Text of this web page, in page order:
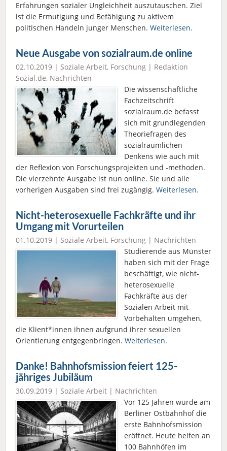
Erfahrungen sozialer Ungleichheit auszutauschen. Ziel
ist die Ermutigung und Befähigung zu aktivem
politischen Handeln junger Menschen. Weiterlesen.
Neue Ausgabe von sozialraum.de online
02.10.2019 | Soziale Arbeit, Forschung | Redaktion
Sozial.de, Nachrichten
Die wissenschaftliche
Fachzeitschrift
sozialraum.de befasst
sich mit grundlegenden
Theoriefragen des
sozialräumlichen
Denkens wie auch mit
der Reflexion von Forschungsprojekten und -methoden.
Die vierzehnte Ausgabe ist nun online. Sie und alle
vorherigen Ausgaben sind frei zugängig. Weiterlesen.
Nicht-heterosexuelle Fachkräfte und ihr
Umgang mit Vorurteilen
01.10.2019 | Soziale Arbeit, Forschung | Nachrichten
Studierende aus Münster
haben sich mit der Frage
beschäftigt, wie nicht-
heterosexuelle
Fachkräfte aus der
Sozialen Arbeit mit
Vorbehalten umgehen,
die Klient*innen ihnen aufgrund ihrer sexuellen
Orientierung entgegenbringen. Weiterlesen.
Danke! Bahnhofsmission feiert 125-
jähriges Jubiläum
30.09.2019 | Soziale Arbeit | Nachrichten
Vor 125 Jahren wurde am
Berliner Ostbahnhof die
erste Bahnhofsmission
eröffnet. Heute helfen an
100 Bahnhöfen im